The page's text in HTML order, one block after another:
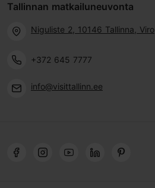
Tallinnan matkailuneuvonta
Niguliste 2, 10146 Tallinna, Viro
+372 645 7777
info@visittallinn.ee